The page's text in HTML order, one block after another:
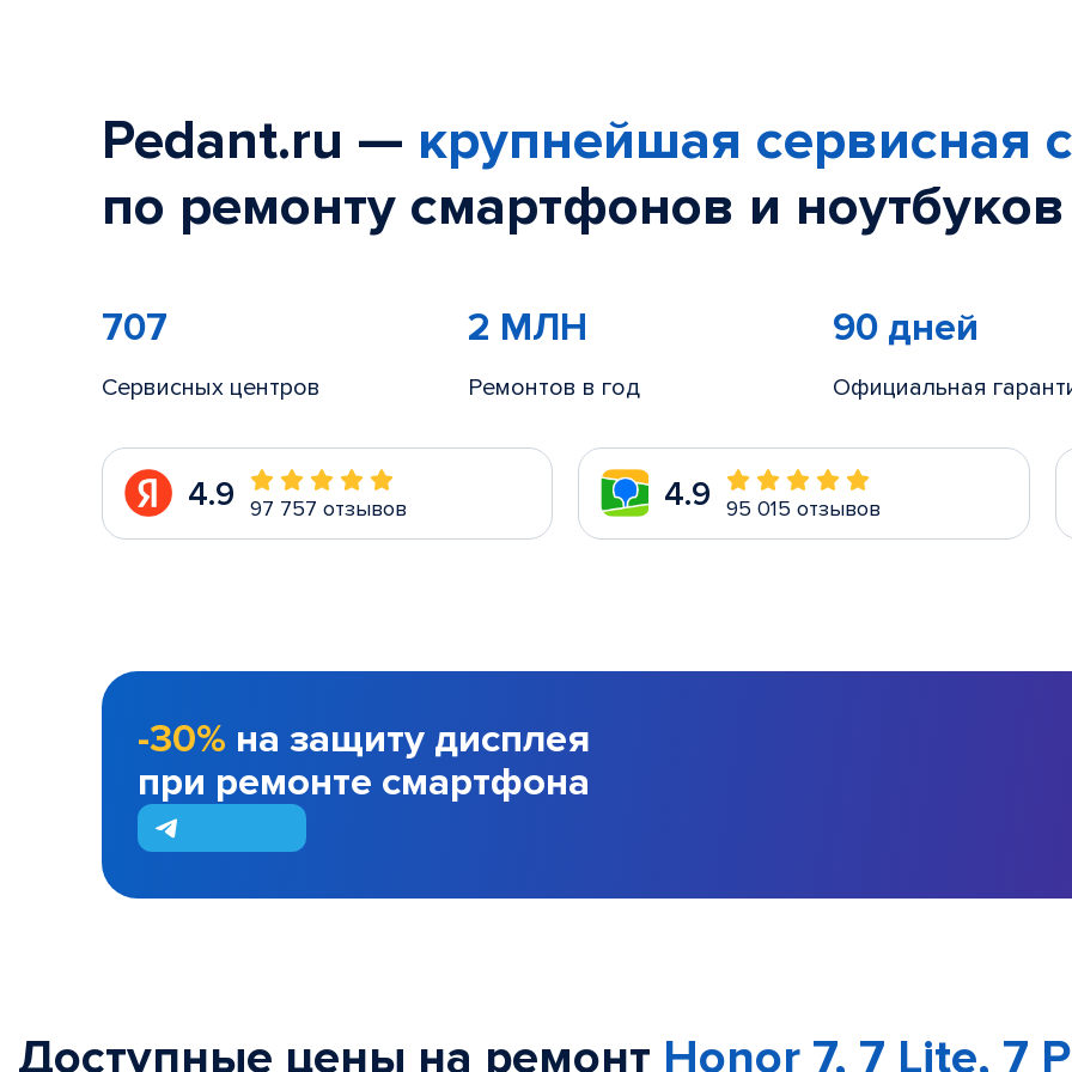
Pedant.ru — крупнейшая сервисная
по ремонту смартфонов и
707
Сервисных центров
2 МЛН
Ремонтов в год
90 дней
Официальная
4.9 97 757 отзывов 4.9 95 015 отзывов
-30% на защиту дисплея
при ремонте смартфона
Доступные цены на ремонт Honor 7, 7 Lite, 7